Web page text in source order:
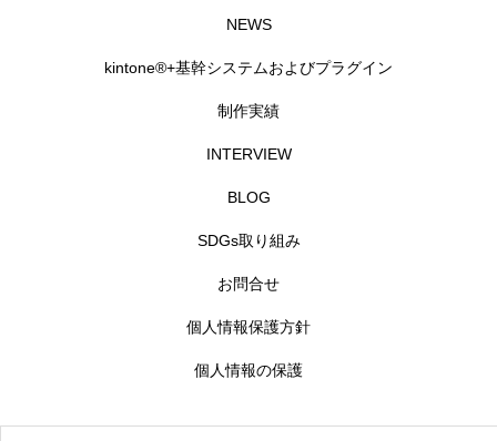
NEWS
kintone®+基幹システムおよびプラグイン
制作実績
INTERVIEW
BLOG
SDGs取り組み
お問合せ
個人情報保護方針
個人情報の保護